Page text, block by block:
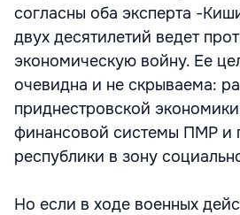
согласны оба эксперта -
двух десятилетий ведет
экономическую войну. Ее
очевидна и не скрываема:
приднестровской
финансовой системы ПМР и
республики в зону
Но если в ходе военных